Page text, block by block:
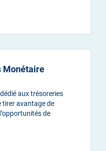
Monétaire
aux trésoreries
tirer avantage de
de